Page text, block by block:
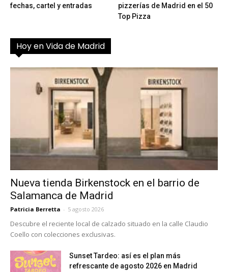
fechas, cartel y entradas
pizzerías de Madrid en el 50
Top Pizza
Hoy en Vida de Madrid
Nueva tienda Birkenstock en el barrio de
Salamanca de Madrid
Patricia Berretta - 5 agosto 2026
Descubre el reciente local de calzado situado en la calle Claudio
Coello con colecciones exclusivas.
Sunset Tardeo: así es el plan más
refrescante de agosto 2026 en Madrid